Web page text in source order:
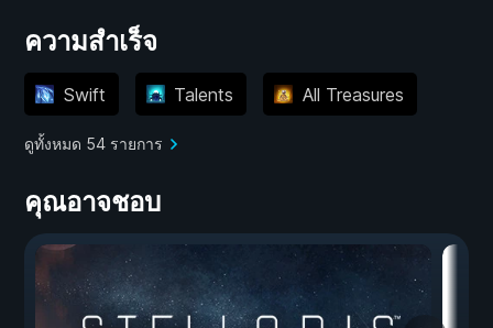
ความสำเร็จ
Swift Talents All Treasures
ดูทั้งหมด 54 รายการ
คุณอาจชอบ